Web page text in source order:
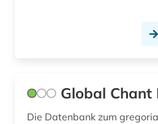
behörde (2)
Global Chant
Die Datenbank zum